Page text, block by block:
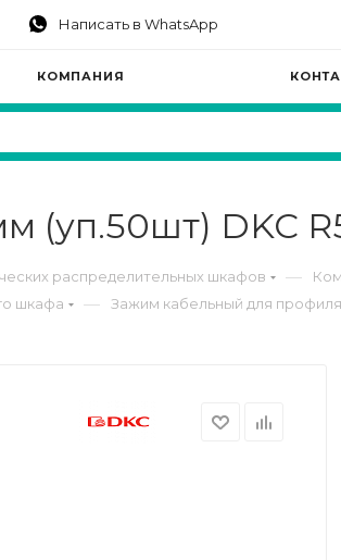
Написать в WhatsApp
КОМПАНИЯ
(уп.50шт) DKC
распределительных шкафов —
шкафа — Зажим кабельный для профиля